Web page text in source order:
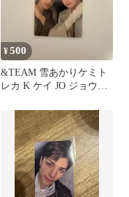
¥500
&TEAM 雪あかりケミト
レカ K ケイ JO ジョウ